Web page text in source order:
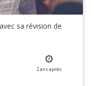
sa révision de
2ansaprès